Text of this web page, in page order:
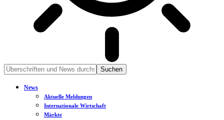
News
Aktuelle Meldungen
Internationale Wirtschaft
Märkte